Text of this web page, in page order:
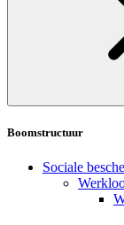
Boomstructuur
Sociale